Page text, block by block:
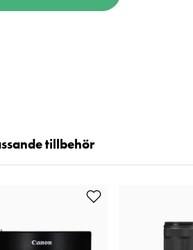
tillbehör